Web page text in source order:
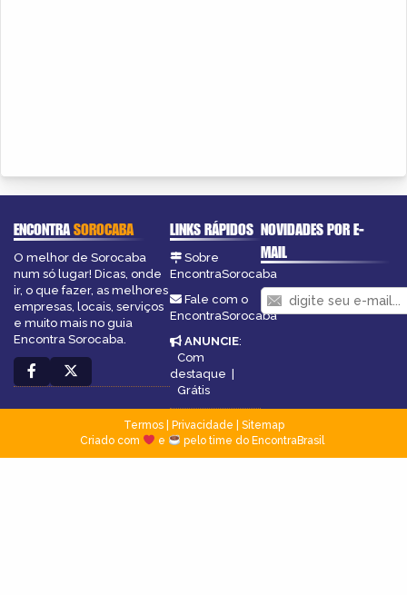
ENCONTRASOROCABA
O melhor de Sorocaba
num só lugar! Dicas, onde
ir, o que fazer, as melhores
empresas, locais, serviços
e muito mais no guia
Encontra Sorocaba.
LINKS RÁPIDOS
Sobre
EncontraSorocaba
Fale com o
EncontraSorocaba
ANUNCIE:
Com
destaque |
Grátis
NOVIDADES POR E-
MAIL
Termos| Privacidade
Sitemap
Criado com
e pelo time do EncontraBrasil